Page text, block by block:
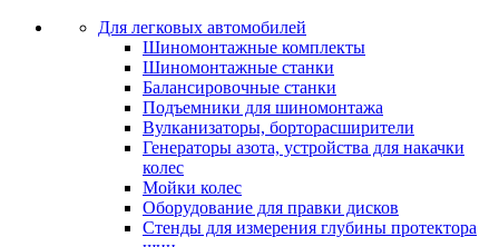
Для легковых автомобилей
Шиномонтажные комплекты
Шиномонтажные станки
Балансировочные станки
Подъемники для шиномонтажа
Вулканизаторы, борторасширители
Генераторы азота, устройства для накачки
колес
Мойки колес
Оборудование для правки дисков
Стенды для измерения глубины протектора